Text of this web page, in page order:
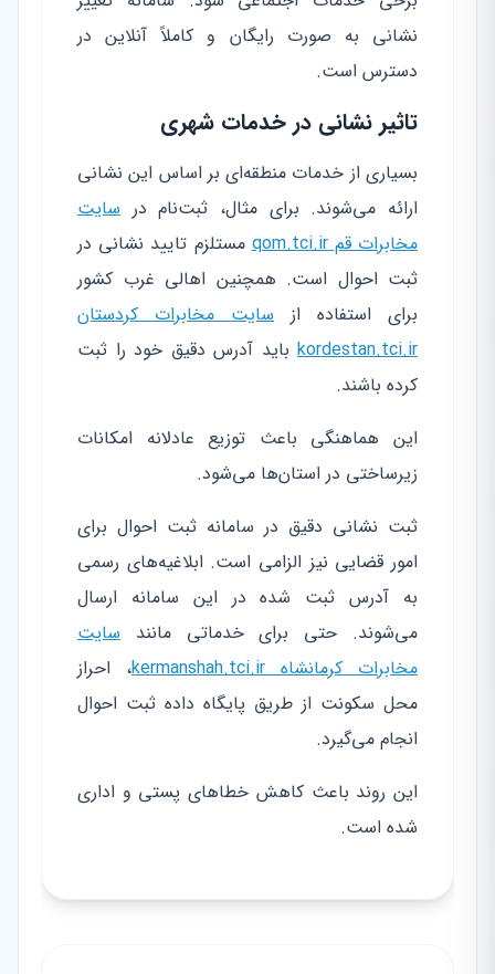
نشانی به صورت رایگان و کاملاً آنلاین در
دسترس است.
تاثیر نشانی در خدمات شهری
بسیاری از خدمات منطقه‌ای بر اساس این نشانی
ارائه می‌شوند. برای مثال، ثبت‌نام در سایت
مخابرات قم qom.tci.ir
مستلزم تایید نشانی در
ثبت احوال است. همچنین اهالی غرب کشور
برای استفاده از سایت مخابرات کردستان
kordestan.tci.ir باید آدرس دقیق خود را ثبت
کرده باشند.
این هماهنگی باعث توزیع عادلانه امکانات
زیرساختی در استان‌ها می‌شود.
ثبت نشانی دقیق در سامانه ثبت احوال برای
امور قضایی نیز الزامی است. ابلاغیه‌های رسمی
به آدرس ثبت شده در این سامانه ارسال
می‌شوند. حتی برای خدماتی مانند سایت
مخابرات کرمانشاه kermanshah.tci.ir
، احراز
محل سکونت از طریق پایگاه داده ثبت احوال
انجام می‌گیرد.
این روند باعث کاهش خطاهای پستی و اداری
شده است.